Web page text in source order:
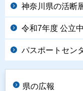
神奈川県の活断
令和7年度 公立
パスポートセン
県の広報